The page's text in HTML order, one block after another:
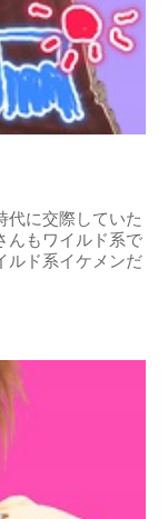
代に交際していた
んもワイルド系で
ルド系イケメンだ